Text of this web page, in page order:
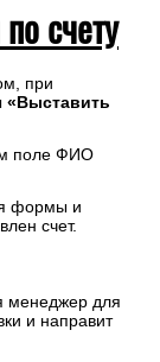
счету
при
«Выставить
поле ФИО
формы и
счет.
менеджер для
и направит